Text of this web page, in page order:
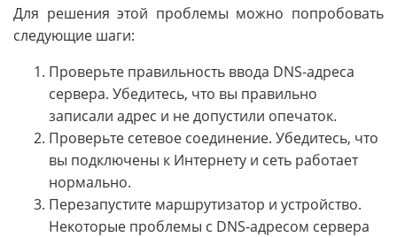
Для решения этой проблемы можно попробовать
следующие шаги:
Проверьте правильность ввода DNS-адреса
сервера. Убедитесь, что вы правильно
записали адрес и не допустили опечаток.
Проверьте сетевое соединение. Убедитесь, что
вы подключены к Интернету и сеть работает
нормально.
Перезапустите маршрутизатор и устройство.
Некоторые проблемы с DNS-адресом сервера